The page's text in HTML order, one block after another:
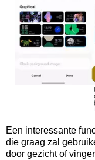
Een interessante
die graag zal
door gezicht of